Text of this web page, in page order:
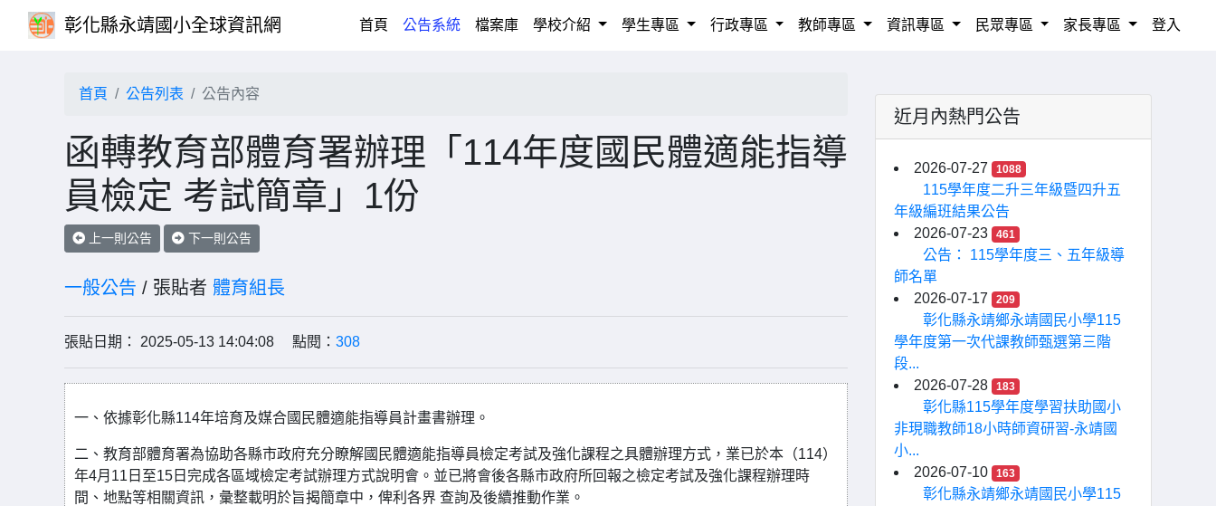
彰化縣永靖國小全球資訊網 首頁 (current)
公告系統 檔案庫 學校介紹 學生專區 行政專區 教師專區 資訊專區 民眾專區 家長專區 登入
首頁 公告列表 公告內容
函轉教育部體育署辦理「114年度國民體適能指導
員檢定 考試簡章」1份
上一則公告 下一則公告
一般公告 / 張貼者 體育組長
張貼日期： 2025-05-13 14:04:08 點閱： 308
一、依據彰化縣114年培育及媒合國民體適能指導員計畫書辦理。
二、教育部體育署為協助各縣市政府充分瞭解國民體適能指導員檢定考試及強化課程之具體辦理方式，業已於本（114）
年4月11日至15日完成各區域檢定考試辦理方式說明會。並已將會後各縣市政府所回報之檢定考試及強化課程辦理時
間、地點等相關資訊，彙整載明於旨揭簡章中，俾利各界 查詢及後續推動作業。
近月內熱門公告
2026-07-27 1088
115學年度二升三年級暨四升五
年級編班結果公告
2026-07-23
461
公告： 115學年度三、五年級導
師名單
2026-07-17
209
彰化縣永靖鄉永靖國民小學115
學年度第一次代課教師甄選第三階
段...
2026-07-28
183
彰化縣115學年度學習扶助國小
非現職教師18小時師資研習-永靖國
小...
2026-07-10
163
彰化縣永靖鄉永靖國民小學115